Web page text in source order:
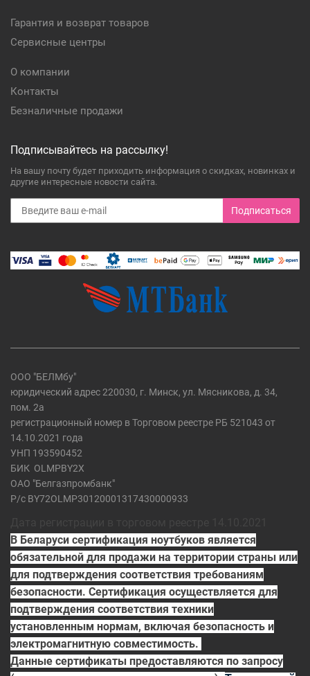
Гарантия и возврат товаров
Сервисные центры
О компании
Контакты
Безналичные продажи
Подписывайтесь на рассылку!
На вашу почту будет приходить информация о скидках, новинках и
другие интересные новости сайта.
Подписаться
ООО "БЕЛМбу"
юридический адрес 220030, г. Минск, ул. Мясникова, д. 34,
пом. 2а
регистрационный номер в Торговом реестре РБ 521043 от
14.10.2021 года
УНП 193590452
БИК OLMPBY2X
ОАО "Белгазпромбанк"
Р/с BY72OLMP30120001317430000933
В Беларуси сертификация ноутбуков является
обязательной для продажи на территории страны или
для подтверждения соответствия требованиям
безопасности. Сертификация осуществляется для
подтверждения соответствия техники
установленным нормам, включая безопасность и
электромагнитную совместимость.
Данные сертификаты предоставляются по запросу